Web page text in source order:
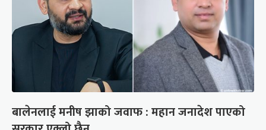
बालेनलाई मनीष झाको जवाफ : महान जनादेश पाएको